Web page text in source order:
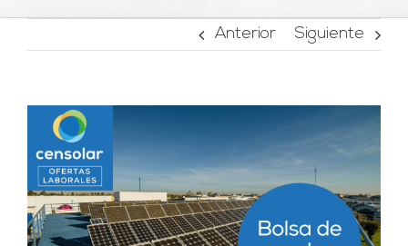
Anterior Siguiente
imagen
más
grande